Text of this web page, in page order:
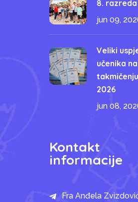
8. razreda
jun 09,
Veliki
učenika na
2026
jun 08,
Kontakt
informacije
Fra Anđela